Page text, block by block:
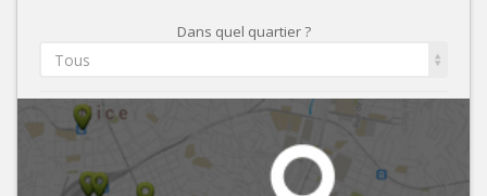
Dans quel quartier ?
Tous